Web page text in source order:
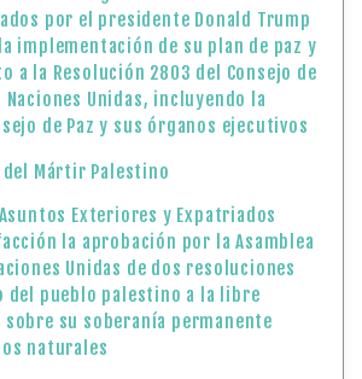
por el presidente Donald Trump
implementación de su plan de paz y
a la Resolución 2803 del Consejo de
Naciones Unidas, incluyendo la
de Paz y sus órganos ejecutivos
del Mártir Palestino
Exteriores y Expatriados
la aprobación por la Asamblea
Unidas de dos resoluciones
del pueblo palestino a la libre
su soberanía permanente
naturales